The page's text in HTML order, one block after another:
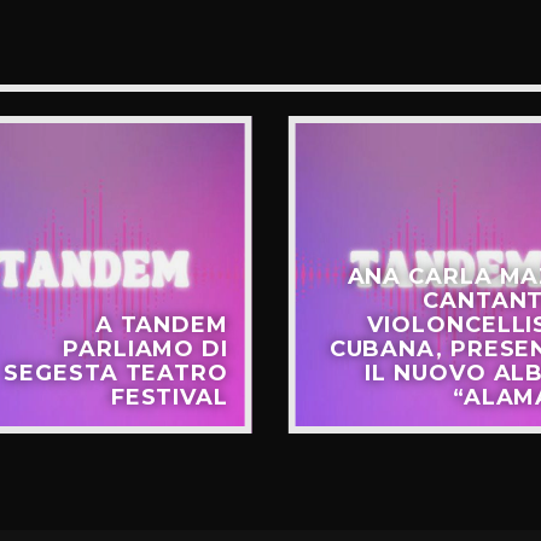
A TANDEM
PARLIAMO DI
SEGESTA TEATRO
FESTIVAL
ANA CARLA
CUBANA,
IL NUOVO